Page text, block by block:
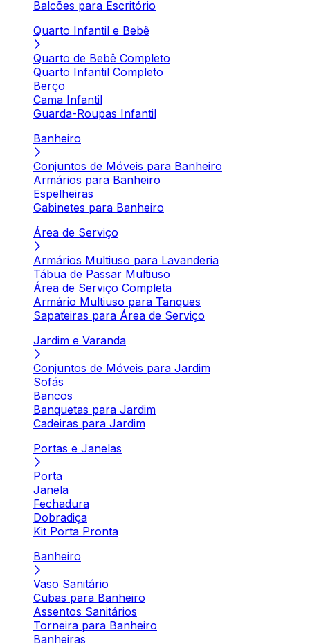
Balcões para Escritório
Quarto Infantil e Bebê
Quarto de Bebê Completo
Quarto Infantil Completo
Berço
Cama Infantil
Guarda-Roupas Infantil
Banheiro
Conjuntos de Móveis para Banheiro
Armários para Banheiro
Espelheiras
Gabinetes para Banheiro
Área de Serviço
Armários Multiuso para Lavanderia
Tábua de Passar Multiuso
Área de Serviço Completa
Armário Multiuso para Tanques
Sapateiras para Área de Serviço
Jardim e Varanda
Conjuntos de Móveis para Jardim
Sofás
Bancos
Banquetas para Jardim
Cadeiras para Jardim
Portas e Janelas
Porta
Janela
Fechadura
Dobradiça
Kit Porta Pronta
Banheiro
Vaso Sanitário
Cubas para Banheiro
Assentos Sanitários
Torneira para Banheiro
Banheiras